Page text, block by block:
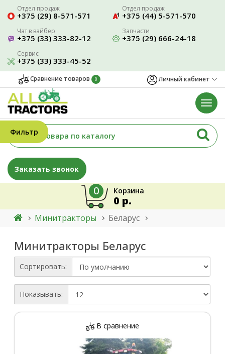
Отдел продаж
+375 (29) 8-571-571
Отдел продаж
+375 (44) 5-571-570
Чат в вайбер
+375 (33) 333-82-12
Запчасти
+375 (29) 666-24-18
Сервис
+375 (33) 333-45-52
Сравнение товаров 0 Личный кабинет
Заказать звонок
Корзина
0
0 р.
Минитракторы Беларус
Минитракторы Беларус
Сортировать:
Показывать:
В сравнение
Фильтр